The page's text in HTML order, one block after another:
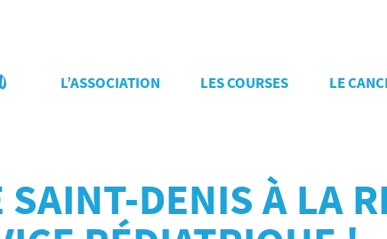
L’ASSOCIATION LES COURSES LE
SAINT-DENIS À LA